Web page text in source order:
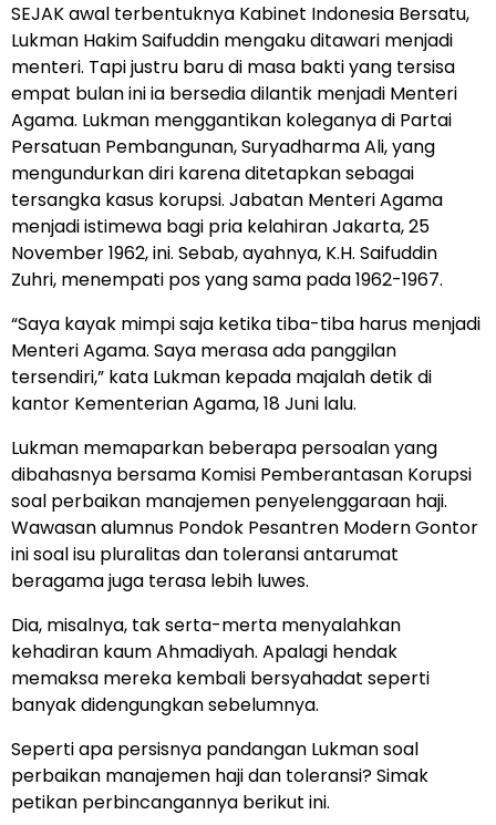
SEJAK awal terbentuknya Kabinet Indonesia Bersatu,
Lukman Hakim Saifuddin mengaku ditawari menjadi
menteri. Tapi justru baru di masa bakti yang tersisa
empat bulan ini ia bersedia dilantik menjadi Menteri
Agama. Lukman menggantikan koleganya di Partai
Persatuan Pembangunan, Suryadharma Ali, yang
mengundurkan diri karena ditetapkan sebagai
tersangka kasus korupsi. Jabatan Menteri Agama
menjadi istimewa bagi pria kelahiran Jakarta, 25
November 1962, ini. Sebab, ayahnya, K.H. Saifuddin
Zuhri, menempati pos yang sama pada 1962-1967.
“Saya kayak mimpi saja ketika tiba-tiba harus menjadi
Menteri Agama. Saya merasa ada panggilan
tersendiri,” kata Lukman kepada majalah detik di
kantor Kementerian Agama, 18 Juni lalu.
Lukman memaparkan beberapa persoalan yang
dibahasnya bersama Komisi Pemberantasan Korupsi
soal perbaikan manajemen penyelenggaraan haji.
Wawasan alumnus Pondok Pesantren Modern Gontor
ini soal isu pluralitas dan toleransi antarumat
beragama juga terasa lebih luwes.
Dia, misalnya, tak serta-merta menyalahkan
kehadiran kaum Ahmadiyah. Apalagi hendak
memaksa mereka kembali bersyahadat seperti
banyak didengungkan sebelumnya.
Seperti apa persisnya pandangan Lukman soal
perbaikan manajemen haji dan toleransi? Simak
petikan perbincangannya berikut ini.